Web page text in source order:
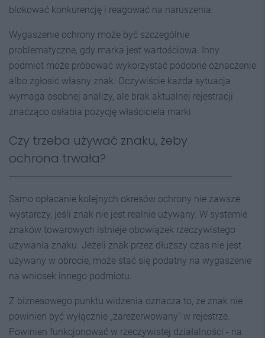
blokować konkurencję i reagować na naruszenia.
Wygaszenie ochrony może być szczególnie
problematyczne, gdy marka jest wartościowa. Inny
podmiot może próbować wykorzystać podobne oznaczenie
albo zgłosić własny znak. Oczywiście każda sytuacja
wymaga osobnej analizy, ale brak aktualnej rejestracji
znacząco osłabia pozycję właściciela marki.
Czy trzeba używać znaku, żeby
ochrona trwała?
Samo opłacanie kolejnych okresów ochrony nie zawsze
wystarczy, jeśli znak nie jest realnie używany. W systemie
znaków towarowych istnieje obowiązek rzeczywistego
używania znaku. Jeżeli znak przez dłuższy czas nie jest
używany w obrocie, może stać się podatny na wygaszenie
na wniosek innego podmiotu.
Z biznesowego punktu widzenia oznacza to, że znak nie
powinien być wyłącznie „zarezerwowany” w rejestrze.
Powinien funkcjonować w rzeczywistej działalności - na